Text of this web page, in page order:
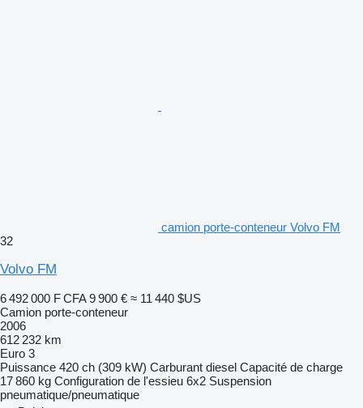
camion porte-conteneur Volvo FM
32
Volvo FM
6 492 000 F CFA 9 900 € ≈ 11 440 $US
Camion porte-conteneur
2006
612 232 km
Euro 3
Puissance 420 ch (309 kW) Carburant diesel Capacité de charge
17 860 kg Configuration de l'essieu 6x2 Suspension
pneumatique/pneumatique